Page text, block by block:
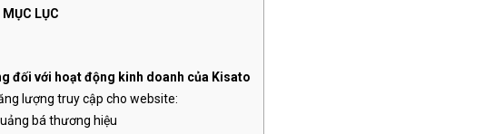
MỤC LỤC
đối với hoạt động kinh doanh của Kisato
lượng truy cập cho website:
bá thương hiệu
Kasito Media Thiết Kế Logo Cho
Havito – Biểu Tượng Của Hạnh
Phúc Trong Từng Tổ Ấm Việt